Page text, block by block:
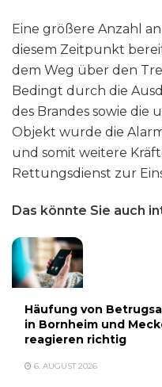
Eine größere Anzahl
diesem Zeitpunkt
dem Weg über den
Bedingt durch die
des Brandes sowie die
Objekt wurde die
und somit weitere
Rettungsdienst zur
Das könnte Sie auch
Häufung von
in Bornheim und
reagieren richtig
6. AUGUST 2026